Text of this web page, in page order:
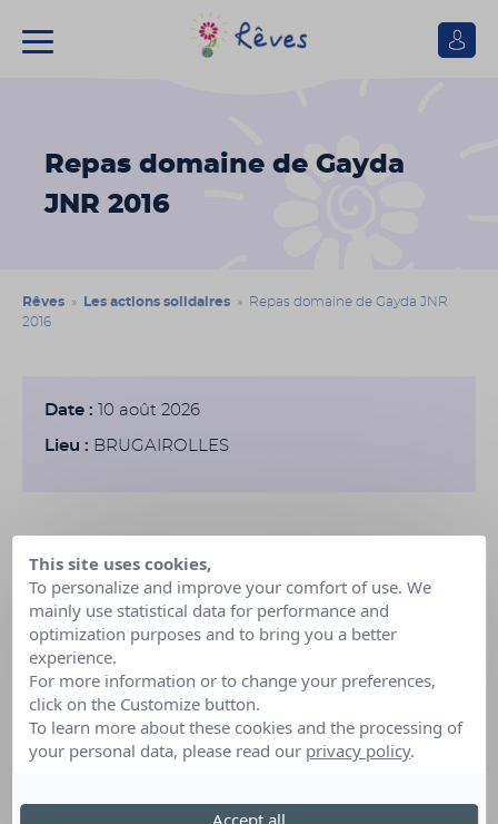
Se
Repas domaine de Gayda
JNR 2016
Rêves » Les actions solidaires » Repas domaine de Gayda JNR
2016
Date : 10 août 2026
Lieu : BRUGAIROLLES
This site uses cookies,
To personalize and improve your comfort of use. We
mainly use statistical data for performance and
optimization purposes and to bring you a better
experience.
For more information or to change your preferences,
click on the Customize button.
To learn more about these cookies and the processing of
your personal data, please read our privacy policy.
Accept all